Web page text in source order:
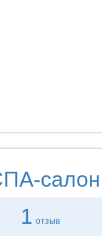
салон
1 отзыв